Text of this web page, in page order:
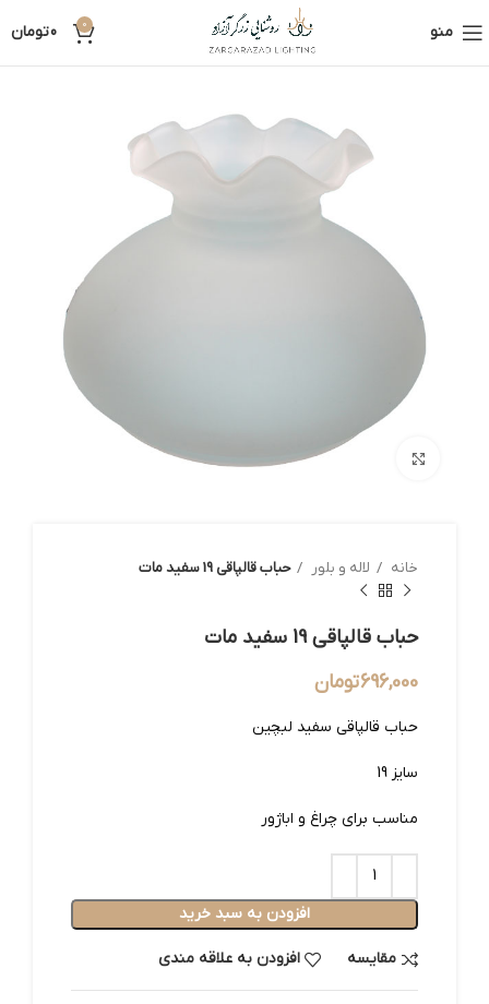
منو 0
0تومان
بزرگنمایی تصویر
خانه لاله و بلور حباب قالپاقی 19 سفید مات
حباب قالپاقی 19 سفید مات
696,000تومان
حباب قالپاقی سفید لبچین
سایز 19
مناسب برای چراغ و اباژور
افزودن به سبد خرید
مقایسه افزودن به علاقه مندی